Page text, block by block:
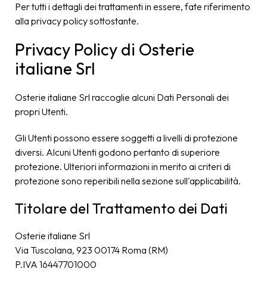
Per tutti i dettagli dei trattamenti in essere, fate riferimento
alla privacy policy sottostante.
Privacy Policy di Osterie
italiane Srl
Osterie italiane Srl raccoglie alcuni Dati Personali dei
propri Utenti.
Gli Utenti possono essere soggetti a livelli di protezione
diversi. Alcuni Utenti godono pertanto di superiore
protezione. Ulteriori informazioni in merito ai criteri di
protezione sono reperibili nella sezione sull'applicabilità.
Titolare del Trattamento dei Dati
Osterie italiane Srl
Via Tuscolana, 923 00174 Roma (RM)
P.IVA 16447701000